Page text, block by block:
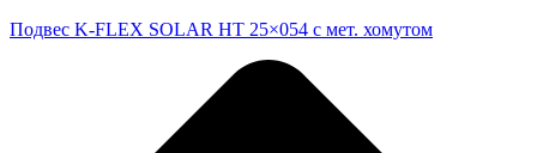
Подвес K-FLEX SOLAR HT 25×054 с мет. хомутом